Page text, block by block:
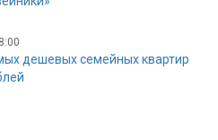
дешевых семейных квартир